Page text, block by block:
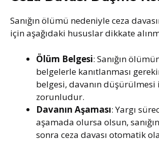
Sanığın ölümü nedeniyle ceza
için aşağıdaki hususlar dikkate
Ölüm Belgesi: Sanığın
belgelerle kanıtlanması
belgesi, davanın düşürülmesi
zorunludur.
Davanın Aşaması: Yargı
aşamada olursa olsun,
sonra ceza davası otomatik